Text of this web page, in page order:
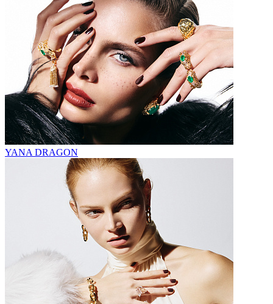
YANA DRAGON